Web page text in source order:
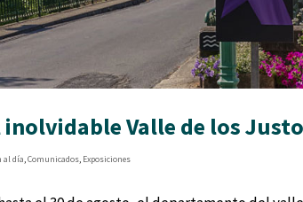
inolvidable Valle de los
al día,Comunicados, Exposiciones